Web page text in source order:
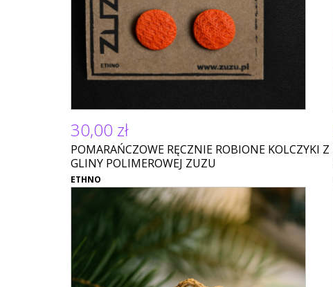
30,00 zł
POMARAŃCZOWE RĘCZNIE ROBIONE KOLCZYKI Z
GLINY POLIMEROWEJ ZUZU
ETHNO